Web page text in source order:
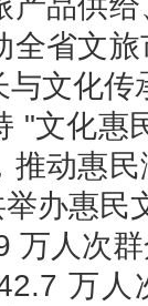
全省文
文化
"文化惠
推动惠
办惠民
万人次
万